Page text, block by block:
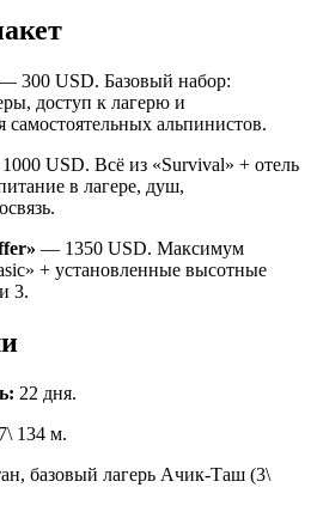
300 USD. Базовый набор:
доступ к лагерю и
самостоятельных альпинистов.
USD. Всё из «Survival» + отель
в лагере, душ,
— 1350 USD. Максимум
+ установленные высотные
3.
22 дня.
7\ 134 м.
базовый лагерь Ачик‑Таш (3\